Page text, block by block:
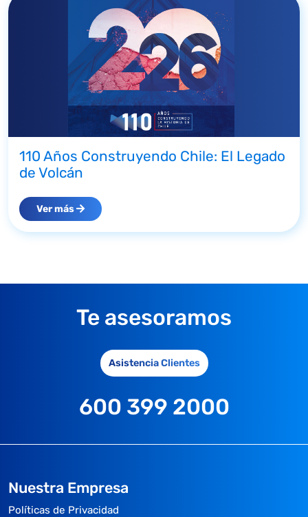
110 Años Construyendo Chile: El Legado
de Volcán
Ver más
Te asesoramos
Asistencia Clientes
600 399 2000
Nuestra Empresa
Políticas de Privacidad